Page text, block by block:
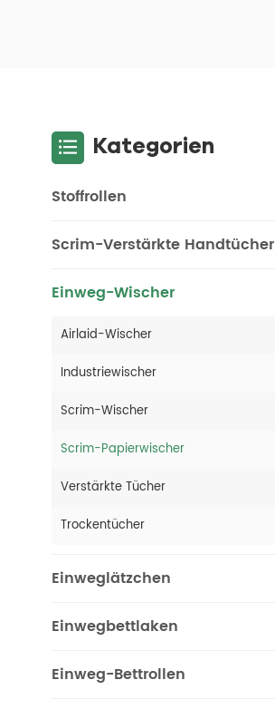
Kategorien
Stoffrollen
Scrim-Verstärkte Handtücher
Einweg-Wischer
Airlaid-Wischer
Industriewischer
Scrim-Wischer
Scrim-Papierwischer
Verstärkte Tücher
Trockentücher
Einweglätzchen
Einwegbettlaken
Einweg-Bettrollen